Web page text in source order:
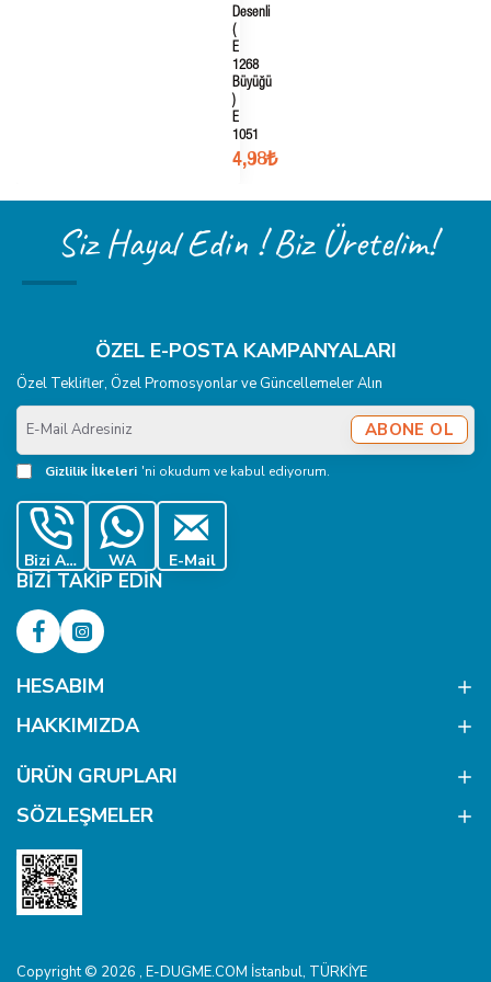
Desenli
(
E
1268
Büyüğü
)
E
1051
4,98₺
Siz Hayal Edin ! Biz Üretelim!
ÖZEL E-POSTA KAMPANYALARI
Özel Teklifler, Özel Promosyonlar ve Güncellemeler Alın
E-
Mail
Adresiniz
ABONE OL
Gizlilik İlkeleri 'ni okudum ve kabul ediyorum.
Bizi Ara WA E-Mail
BIZI TAKIP EDIN
HESABIM
HAKKIMIZDA
ÜRÜN GRUPLARI
SÖZLEŞMELER
Copyright © 2026 , E-DUGME.COM İstanbul, TÜRKİYE